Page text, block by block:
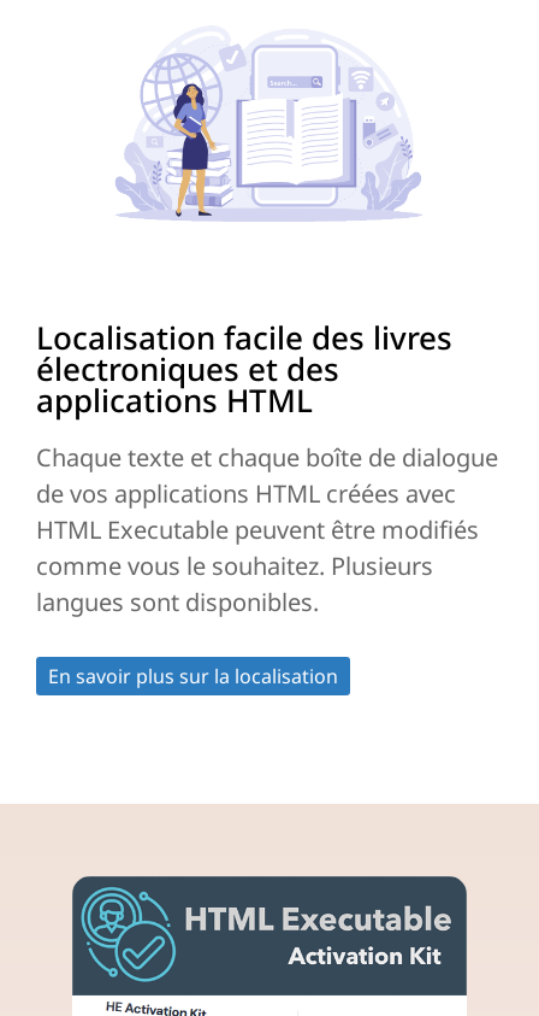
Localisation facile des livres
électroniques et des
applications HTML
Chaque texte et chaque boîte de dialogue
de vos applications HTML créées avec
HTML Executable peuvent être modifiés
comme vous le souhaitez. Plusieurs
langues sont disponibles.
En savoir plus sur la localisation